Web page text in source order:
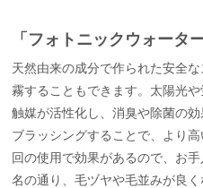
「フォトニックウォータ
天然由来の成分で作られた安全
霧することもできます。太陽光
触媒が活性化し、消臭や除菌の
ブラッシングすることで、より
回の使用で効果があるので、お
名の通り、毛ヅヤや毛並みが良